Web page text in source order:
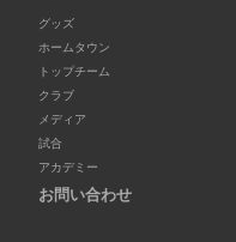
グッズ
ホームタウン
トップチーム
クラブ
メディア
試合
アカデミー
お問い合わせ